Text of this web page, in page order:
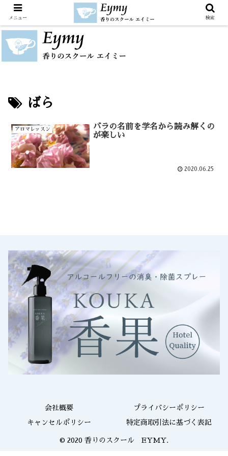
ばら
アロマレッスン
バラの名前を学名から読み解くの
が楽しい
2020.06.25
会社概要 プライバシーポリシー
キャンセルポリシー 特定商取引法に基づく表記
© 2020 香りのスクール EYMY.
メニュー 検索